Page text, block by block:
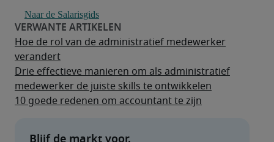
Naar de Salarisgids
Hoe de rol van de administratief medewerker
verandert
Drie effectieve manieren om als administratief
medewerker de juiste skills te ontwikkelen
10 goede redenen om accountant te zijn